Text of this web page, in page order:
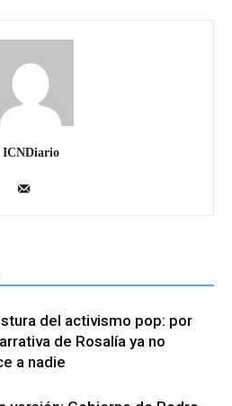
ICNDiario
del activismo pop: por
de Rosalía ya no
a nadie